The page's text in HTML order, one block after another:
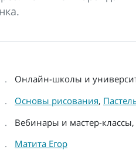
Онлайн-школы и
Основы рисования,
Вебинары и мастер-
Матита Егор